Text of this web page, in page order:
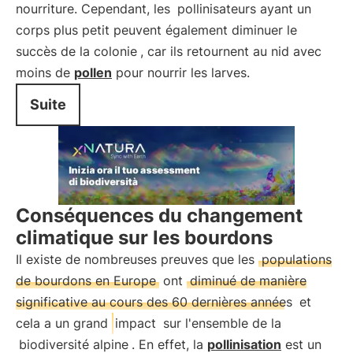
nourriture. Cependant, les pollinisateurs ayant un
corps plus petit peuvent également diminuer le
succès de la colonie , car ils retournent au nid avec
moins de pollen pour nourrir les larves.
Suite
Conséquences du changement
climatique sur les bourdons
Il existe de nombreuses preuves que les populations
de bourdons en Europe ont diminué de manière
significative au cours des 60 dernières années et
cela a un grand impact sur l'ensemble de la
biodiversité alpine . En effet, la pollinisation est un